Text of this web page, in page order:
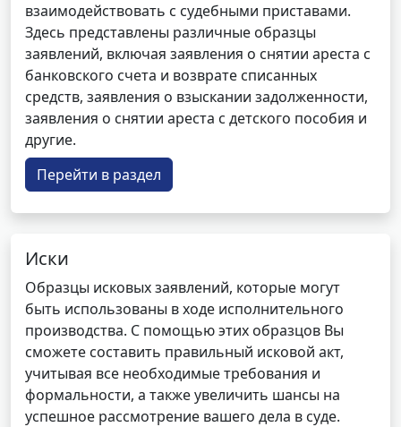
взаимодействовать с судебными приставами.
Здесь представлены различные образцы
заявлений, включая заявления о снятии ареста с
банковского счета и возврате списанных
средств, заявления о взыскании задолженности,
заявления о снятии ареста с детского пособия и
другие.
Перейти в раздел
Иски
Образцы исковых заявлений, которые могут
быть использованы в ходе исполнительного
производства. С помощью этих образцов Вы
сможете составить правильный исковой акт,
учитывая все необходимые требования и
формальности, а также увеличить шансы на
успешное рассмотрение вашего дела в суде.